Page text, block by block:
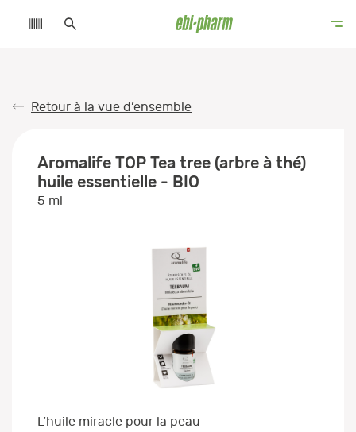
Retour à la vue d’ensemble
Aromalife TOP Tea tree (arbre à thé)
huile essentielle - BIO
5 ml
L’huile miracle pour la peau